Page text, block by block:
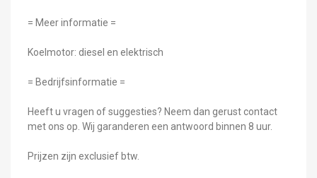
= Meer informatie =
Koelmotor: diesel en elektrisch
= Bedrijfsinformatie =
Heeft u vragen of suggesties? Neem dan gerust contact
met ons op. Wij garanderen een antwoord binnen 8 uur.
Prijzen zijn exclusief btw.